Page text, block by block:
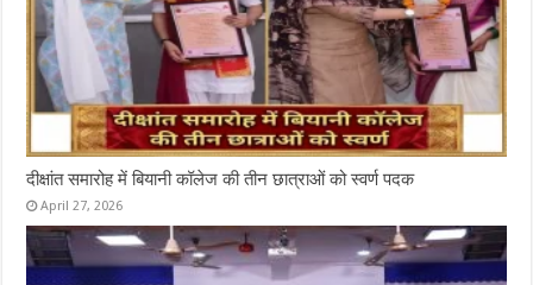
दीक्षांत समारोह में बियानी कॉलेज की तीन छात्राओं को स्वर्ण पदक
April 27, 2026